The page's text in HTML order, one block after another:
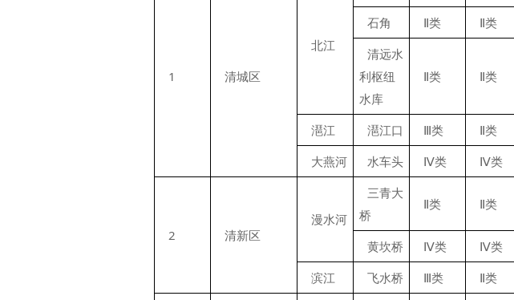
1 清城区
北江
石角
Ⅱ类 Ⅱ类
清远水
利枢纽
水库
Ⅱ类 Ⅱ类
潖江 潖江口 Ⅲ类 Ⅱ类
大燕河
水车头 Ⅳ类 Ⅳ类
2 清新区
漫水河
三青大
桥
Ⅱ类 Ⅱ类
黄坎桥 Ⅳ类 Ⅳ类
滨江
飞水桥 Ⅲ类 Ⅱ类